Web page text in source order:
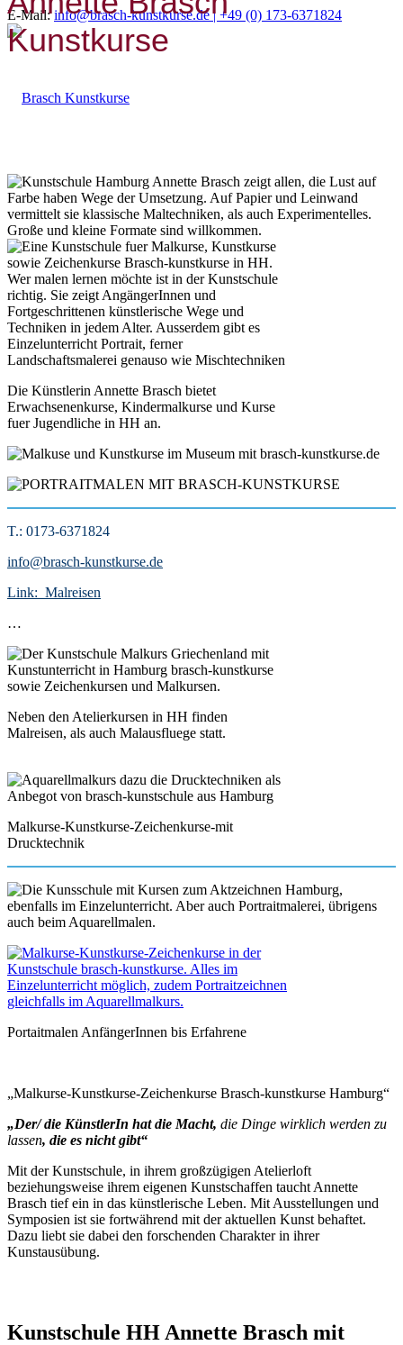
E-Mail:info@brasch-kunstkurse.de | +49 (0) 173-6371824
Kunstkurse
Die Künstlerin Annette Brasch bietet
Erwachsenenkurse, Kindermalkurse und Kurse
fuer Jugendliche in HH an.
T.: 0173-6371824
info@brasch-kunstkurse.de
Link: Malreisen
…
Neben den Atelierkursen in HH finden
Malreisen, als auch Malausfluege statt.
Malkurse-Kunstkurse-Zeichenkurse-mit
Drucktechnik
Portaitmalen AnfängerInnen bis Erfahrene
„Malkurse-Kunstkurse-Zeichenkurse Brasch-kunstkurse Hamburg“
„Der/ die KünstlerIn hat die Macht, die Dinge wirklich werden zu
lassen, die es nicht gibt“
Mit der Kunstschule, in ihrem großzügigen Atelierloft
beziehungsweise ihrem eigenen Kunstschaffen taucht Annette
Brasch tief ein in das künstlerische Leben. Mit Ausstellungen und
Symposien ist sie fortwährend mit der aktuellen Kunst behaftet.
Dazu liebt sie dabei den forschenden Charakter in ihrer
Kunstausübung.
Kunstschule HH Annette Brasch mit